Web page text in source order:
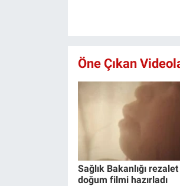
Öne Çıkan
Sağlık Bakanlığı
doğum filmi hazırladı